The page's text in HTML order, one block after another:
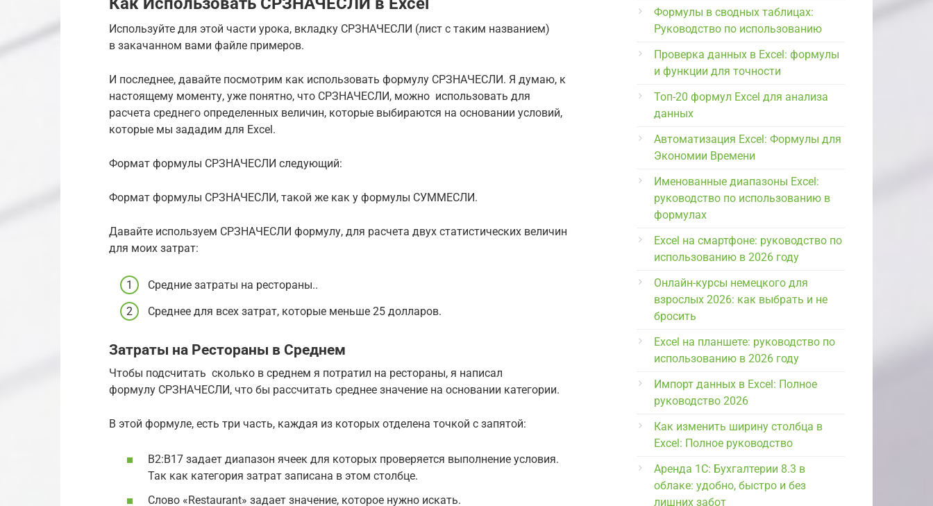
Используйте для этой части урока, вкладку СРЗНАЧЕСЛИ (лист с таким названием)
в закачанном вами файле примеров.
И последнее, давайте посмотрим как использовать формулу СРЗНАЧЕСЛИ. Я думаю, к
настоящему моменту, уже понятно, что СРЗНАЧЕСЛИ, можно использовать для
расчета среднего определенных величин, которые выбираются на основании условий,
которые мы зададим для Excel.
Формат формулы СРЗНАЧЕСЛИ следующий:
Формат формулы СРЗНАЧЕСЛИ, такой же как у формулы СУММЕСЛИ.
Давайте используем СРЗНАЧЕСЛИ формулу, для расчета двух статистических величин
для моих затрат:
Средние затраты на рестораны..
Среднее для всех затрат, которые меньше 25 долларов.
Затраты на Рестораны в Среднем
Чтобы подсчитать сколько в среднем я потратил на рестораны, я написал
формулу СРЗНАЧЕСЛИ, что бы рассчитать среднее значение на основании категории.
В этой формуле, есть три часть, каждая из которых отделена точкой с запятой:
В2:В17 задает диапазон ячеек для которых проверяется выполнение условия.
Так как категория затрат записана в этом столбце.
Слово «Restaurant» задает значение, которое нужно искать.
Формулы в сводных таблицах:
Руководство по использованию
Проверка данных в Excel: формулы
и функции для точности
Топ-20 формул Excel для анализа
данных
Автоматизация Excel: Формулы для
Экономии Времени
Именованные диапазоны Excel:
руководство по использованию в
формулах
Excel на смартфоне: руководство по
использованию в 2026 году
Онлайн-курсы немецкого для
взрослых 2026: как выбрать и не
бросить
Excel на планшете: руководство по
использованию в 2026 году
Импорт данных в Excel: Полное
руководство 2026
Как изменить ширину столбца в
Excel: Полное руководство
Аренда 1С: Бухгалтерии 8.3 в
облаке: удобно, быстро и без
лишних забот